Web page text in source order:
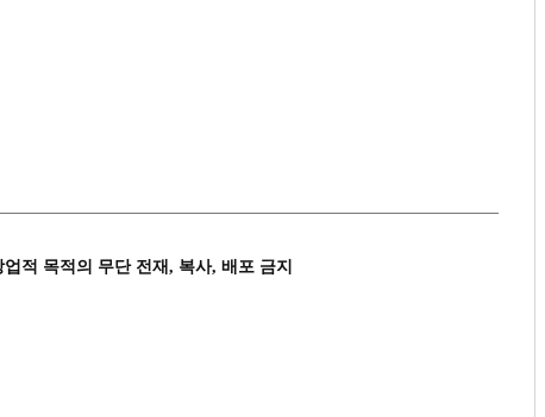
적 목적의 무단 전재, 복사, 배포 금지